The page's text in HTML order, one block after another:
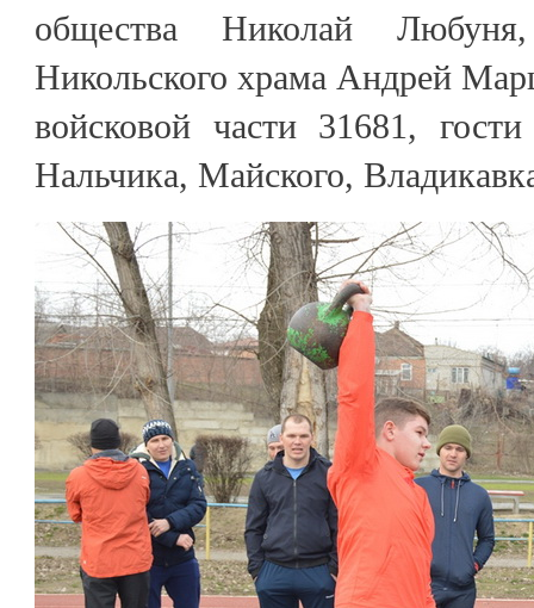
общества Николай
Никольского храма Андрей
войсковой части 31681,
Нальчика, Майского,